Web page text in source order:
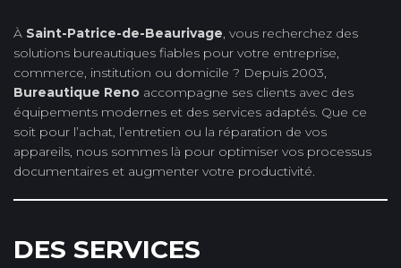
À Saint-Patrice-de-Beaurivage, vous recherchez des
solutions bureautiques fiables pour votre entreprise,
commerce, institution ou domicile ? Depuis 2003,
Bureautique Reno accompagne ses clients avec des
équipements modernes et des services adaptés. Que ce
soit pour l’achat, l’entretien ou la réparation de vos
appareils, nous sommes là pour optimiser vos processus
documentaires et augmenter votre productivité.
DES SERVICES